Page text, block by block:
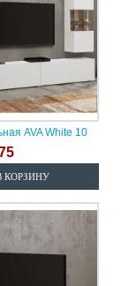
AVA White 10
КОРЗИНУ